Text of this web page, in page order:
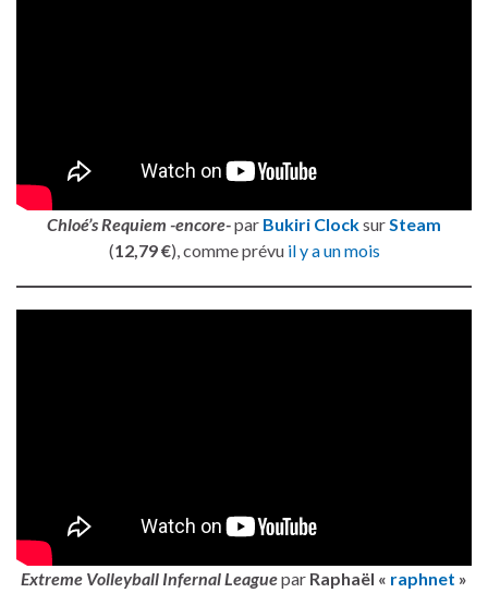
Chloé’s Requiem -encore-par Bukiri Clocksur Steam
(12,79 €), comme prévu il y a un mois
Extreme Volleyball Infernal Leaguepar Raphaël « raphnet »